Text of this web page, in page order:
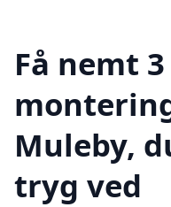
Få nemt
Muleby,
tryg ved